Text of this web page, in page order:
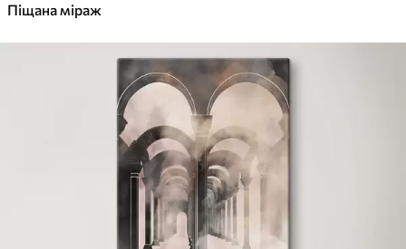
Піщана міраж